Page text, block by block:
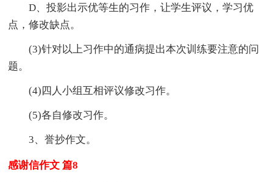
D、投影出示优等生的习作，让学生评议，学习优
点，修改缺点。
(3)针对以上习作中的通病提出本次训练要注意的问
题。
(4)四人小组互相评议修改习作。
(5)各自修改习作。
3、誉抄作文。
感谢信作文 篇8